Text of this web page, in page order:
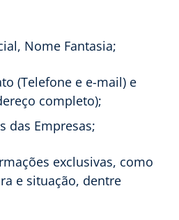
Nome Fantasia;
(Telefone e e-mail) e
completo);
das Empresas;
exclusivas, como
e situação, dentre